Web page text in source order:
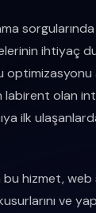
ihtiyaç
optimizasyonu
labirent olan
ilk
bu hizmet,
ve